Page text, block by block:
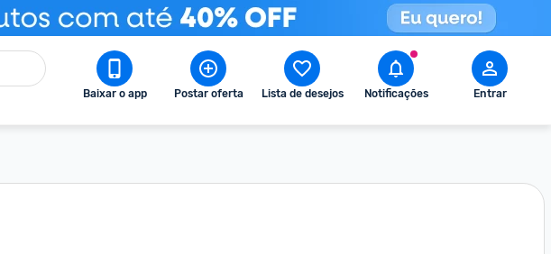
Baixar o app Postar oferta Lista de desejos Notificações Entrar